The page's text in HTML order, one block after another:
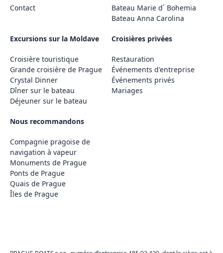
Contact
Bateau Marie d´ Bohemia
Bateau Anna Carolina
Excursions sur la Moldave
Croisière touristique
Grande croisière de Prague
Crystal Dinner
Dîner sur le bateau
Déjeuner sur le bateau
Croisières privées
Restauration
Événements d'entreprise
Événements privés
Mariages
Nous recommandons
Compagnie pragoise de
navigation à vapeur
Monuments de Prague
Ponts de Prague
Quais de Prague
Îles de Prague